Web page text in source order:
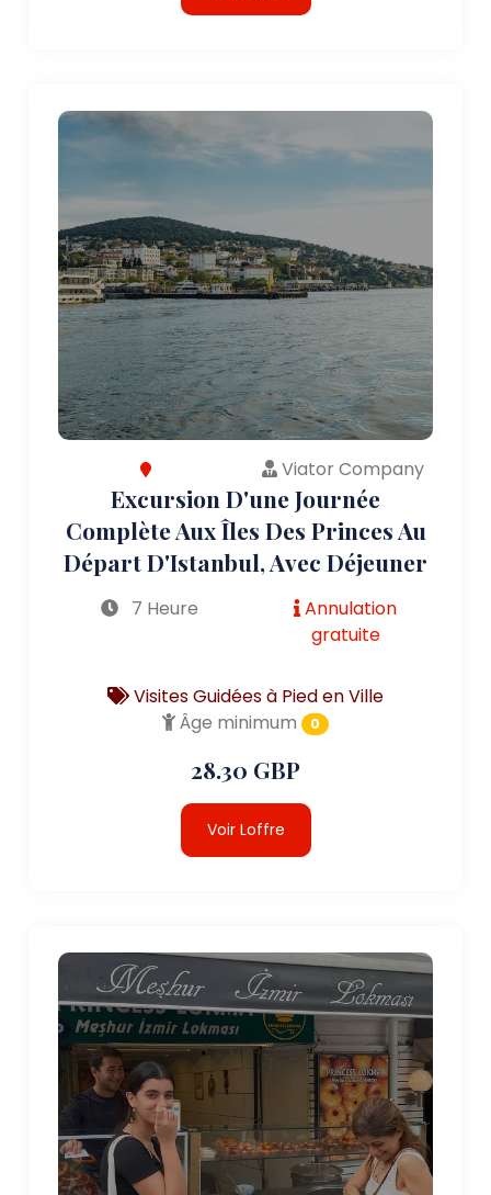
Viator Company
Excursion D'une Journée
Complète Aux Îles Des Princes Au
Départ D'Istanbul, Avec Déjeuner
7 Heure
Annulation
gratuite
Visites Guidées à Pied en Ville
Âge minimum
0
28.30 GBP
Voir Loffre